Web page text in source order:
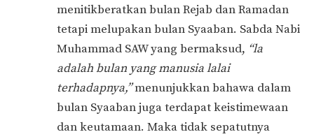
menitikberatkan bulan Rejab dan Ramadan
tetapi melupakan bulan Syaaban. Sabda Nabi
Muhammad SAW yang bermaksud, “la
adalah bulan yang manusia lalai
terhadapnya,”menunjukkan bahawa dalam
bulan Syaaban juga terdapat keistimewaan
dan keutamaan. Maka tidak sepatutnya